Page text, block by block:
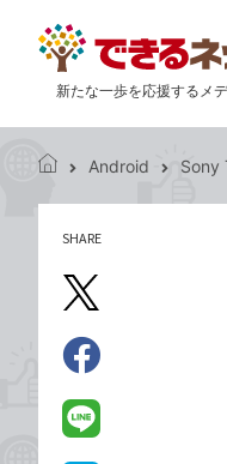
新たな一歩を応援するメ
き
る
ッ
ト
Android Sony
SHARE
X（旧
で